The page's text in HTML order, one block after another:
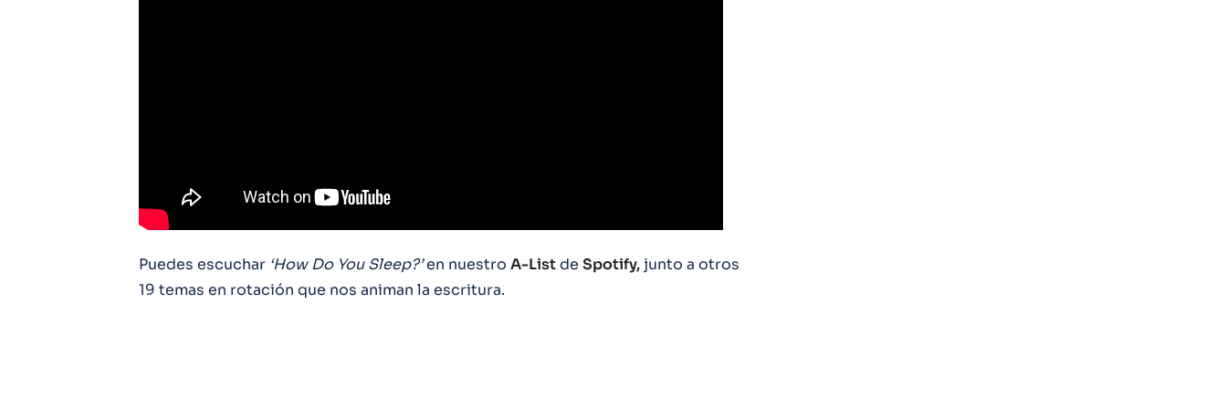
Puedes escuchar ‘How Do You Sleep?’en nuestro A-Listde Spotify,junto a otros
19 temas en rotación que nos animan la escritura.